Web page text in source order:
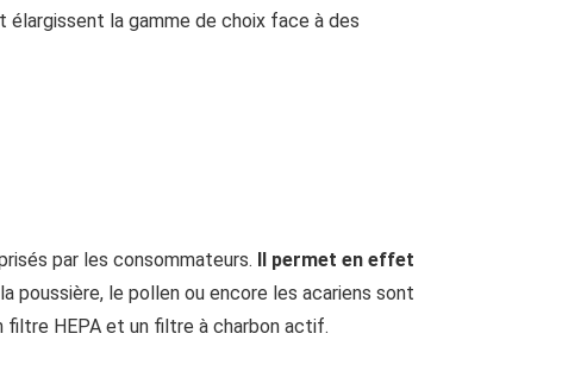
la gamme de choix face à des
par les consommateurs. Il permet en effet
poussière, le pollen ou encore les acariens sont
filtre HEPA et un filtre à charbon actif.